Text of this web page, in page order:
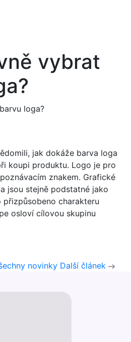
vybrat
jak dokáže barva loga
koupi produktu. Logo je pro
znakem. Grafické
jsou stejně podstatné jako
přizpůsobeno charakteru
osloví cílovou skupinu
novinky Další článek